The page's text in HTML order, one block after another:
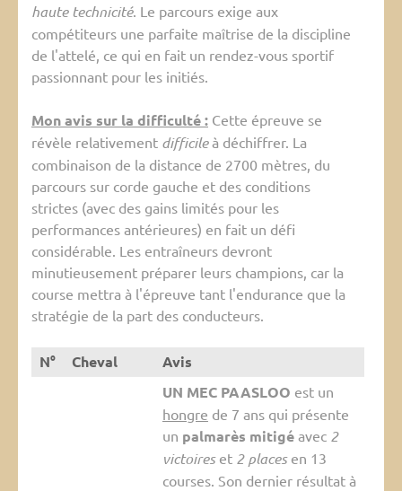
haute technicité. Le parcours exige aux
compétiteurs une parfaite maîtrise de la discipline
de l'attelé, ce qui en fait un rendez-vous sportif
passionnant pour les initiés.
Mon avis sur la difficulté : Cette épreuve se
révèle relativement difficileà déchiffrer. La
combinaison de la distance de 2700 mètres, du
parcours sur corde gauche et des conditions
strictes (avec des gains limités pour les
performances antérieures) en fait un défi
considérable. Les entraîneurs devront
minutieusement préparer leurs champions, car la
course mettra à l'épreuve tant l'endurance que la
stratégie de la part des conducteurs.
N° Cheval Avis
UN MEC PAASLOO est un
hongre de 7 ans qui présente
un palmarès mitigéavec 2
victoireset 2 placesen 13
courses. Son dernier résultat à